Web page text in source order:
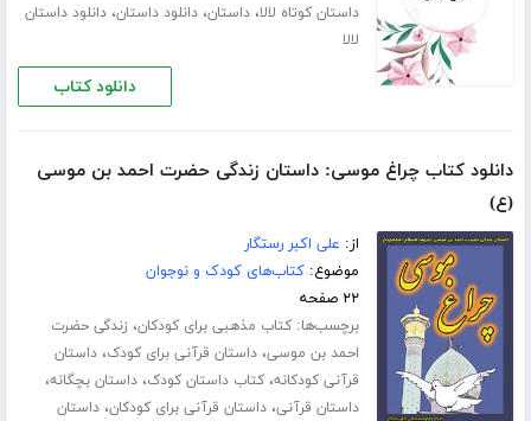
داستان کوتاه لالا،داستان،دانلود داستان،دانلود داستان
لالا
دانلود کتاب
دانلود کتاب چراغ موسی: داستان زندگی حضرت احمد بن موسی
(ع)
از: علی اکبر رستگار
موضوع:کتاب‌های کودک و نوجوان
۲۲ صفحه
برچسب‌ها:کتاب مذهبی برای کودکان، زندگی حضرت
احمد بن موسی،داستان قرآنی برای کودک،داستان
قرآنی کودکانه،کتاب داستان کودک،داستان بچگانه،
داستان قرآنی،داستان قرآنی برای کودکان،داستان